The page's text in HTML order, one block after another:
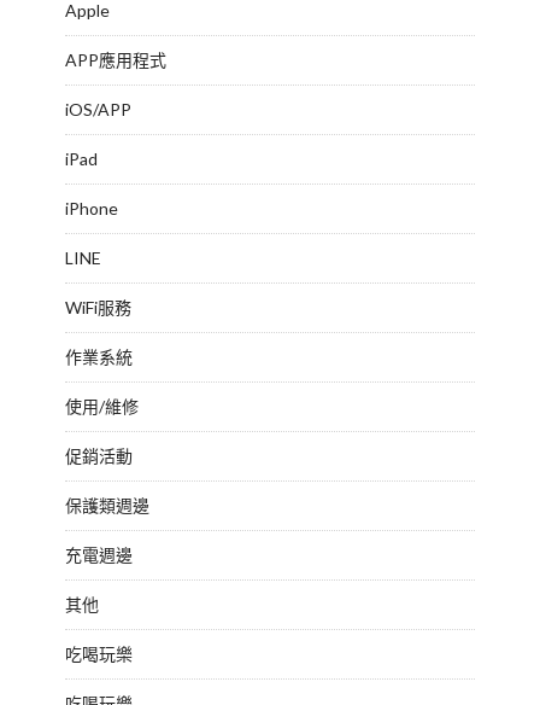
Apple
APP應用程式
iOS/APP
iPad
iPhone
LINE
WiFi服務
作業系統
使用/維修
促銷活動
保護類週邊
充電週邊
其他
吃喝玩樂